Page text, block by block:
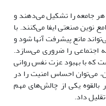
جامعه‌ را تشکیل می‌دهند و
نوین صنعتی ایفا می‌کنند. با
مانع پیشرفت آنها شود و
اجتماعی را ضروری می‌سازد.
که با بهبود عزت نفس روانی
می‌توان احساس امنیت را در
بالقوه یکی از چالش‌های مهم
داد.